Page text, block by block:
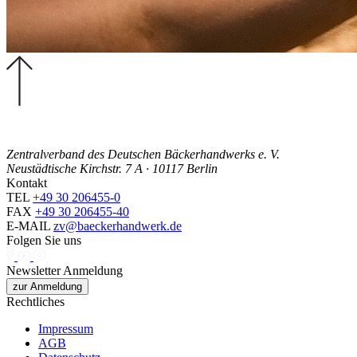
Zentralverband des Deutschen Bäckerhandwerks e. V.
Neustädtische Kirchstr. 7 A · 10117 Berlin
Kontakt
TEL +49 30 206455-0
FAX +49 30 206455-40
E-MAIL zv@baeckerhandwerk.de
Folgen Sie uns
Newsletter Anmeldung
zur Anmeldung
Rechtliches
Impressum
AGB